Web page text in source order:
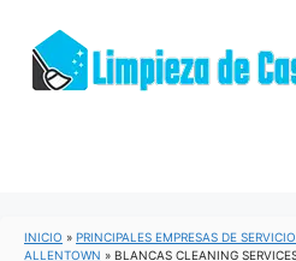
contenido
INICIO » PRINCIPALES EMPRESAS DE
ALLENTOWN » BLANCAS CLEANING